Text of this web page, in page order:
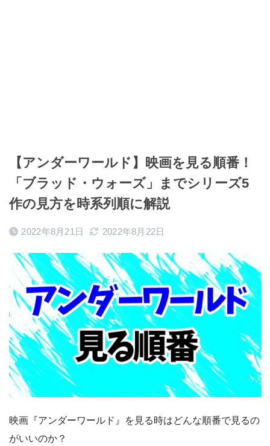
【アンダーワールド】映画を見る順番！
「ブラッド・ウォーズ」までシリーズ5
作の見方を時系列順に解説
2022年8月21日 2022年8月22日
映画『アンダーワールド』を見る時はどんな順番で見るの
がいいのか？